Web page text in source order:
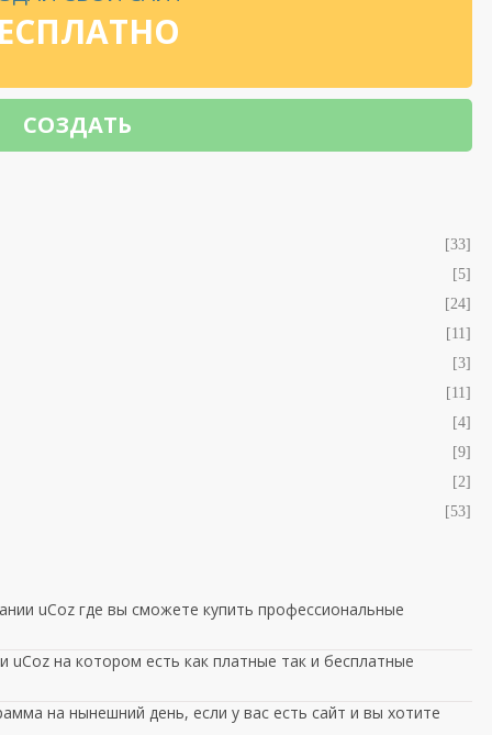
СОЗДАТЬ
[33]
[5]
[24]
[11]
[3]
[11]
[4]
[9]
[2]
[53]
uCoz где вы сможете купить профессиональные
на котором есть как платные так и бесплатные
на нынешний день, если у вас есть сайт и вы хотите